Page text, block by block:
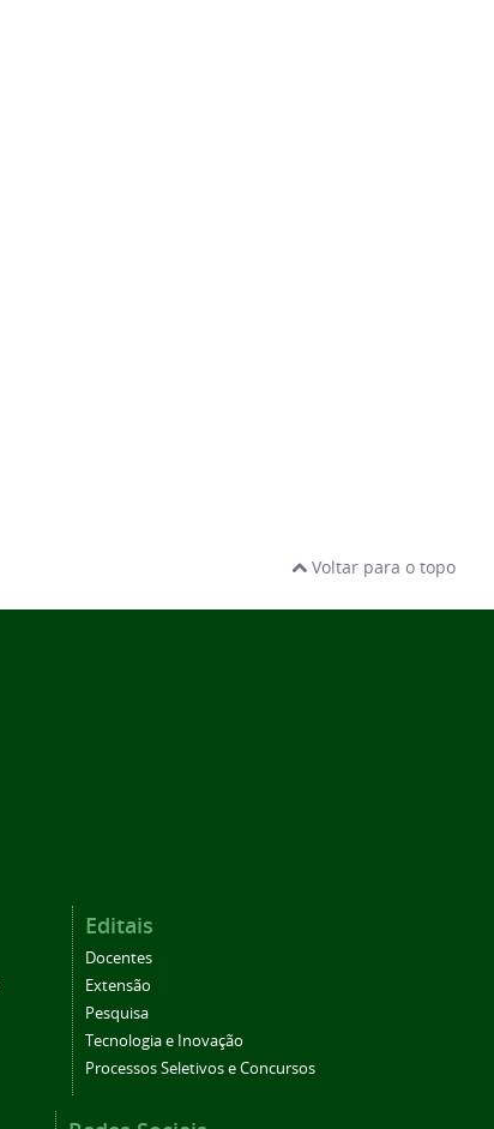
Voltar para o topo
Editais
Docentes
Extensão
Pesquisa
Tecnologia e Inovação
Processos Seletivos e Concursos